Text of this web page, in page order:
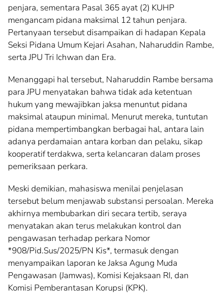
penjara, sementara Pasal 365 ayat (2) KUHP
mengancam pidana maksimal 12 tahun penjara.
Pertanyaan tersebut disampaikan di hadapan Kepala
Seksi Pidana Umum Kejari Asahan, Naharuddin Rambe,
serta JPU Tri Ichwan dan Era.
Menanggapi hal tersebut, Naharuddin Rambe bersama
para JPU menyatakan bahwa tidak ada ketentuan
hukum yang mewajibkan jaksa menuntut pidana
maksimal ataupun minimal. Menurut mereka, tuntutan
pidana mempertimbangkan berbagai hal, antara lain
adanya perdamaian antara korban dan pelaku, sikap
kooperatif terdakwa, serta kelancaran dalam proses
pemeriksaan perkara.
Meski demikian, mahasiswa menilai penjelasan
tersebut belum menjawab substansi persoalan. Mereka
akhirnya membubarkan diri secara tertib, seraya
menyatakan akan terus melakukan kontrol dan
pengawasan terhadap perkara Nomor
*908/Pid.Sus/2025/PN Kis*, termasuk dengan
menyampaikan laporan ke Jaksa Agung Muda
Pengawasan (Jamwas), Komisi Kejaksaan RI, dan
Komisi Pemberantasan Korupsi (KPK).